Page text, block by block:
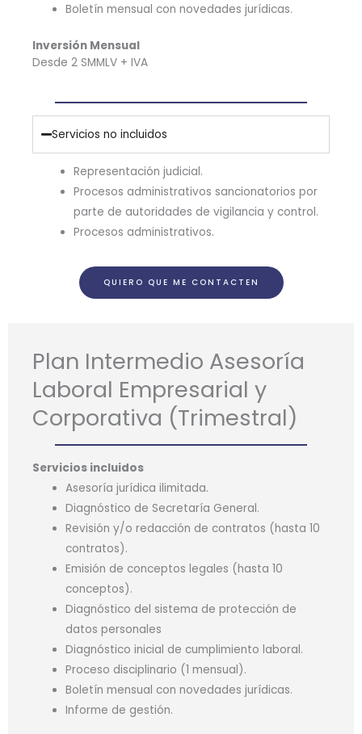
Boletín mensual con novedades jurídicas.
Inversión Mensual
Desde 2 SMMLV + IVA
Servicios no incluidos
Representación judicial.
Procesos administrativos sancionatorios por
parte de autoridades de vigilancia y control.
Procesos administrativos.
QUIERO QUE ME CONTACTEN
Plan Intermedio Asesoría
Laboral Empresarial y
Corporativa (Trimestral)
Servicios incluidos
Asesoría jurídica ilimitada.
Diagnóstico de Secretaría General.
Revisión y/o redacción de contratos (hasta 10
contratos).
Emisión de conceptos legales (hasta 10
conceptos).
Diagnóstico del sistema de protección de
datos personales
Diagnóstico inicial de cumplimiento laboral.
Proceso disciplinario (1 mensual).
Boletín mensual con novedades jurídicas.
Informe de gestión.